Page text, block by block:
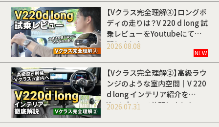
【Vクラス完全理解③】ロングボ
ディの走りは？V 220 d long 試
乗レビューをYoutubeにて公
開しました
2026.08.08
NEW
【Vクラス完全理解②】高級ラウ
ンジのような室内空間｜V 220
d long インテリア紹介を
Youtubeにて公開しました
2026.07.31